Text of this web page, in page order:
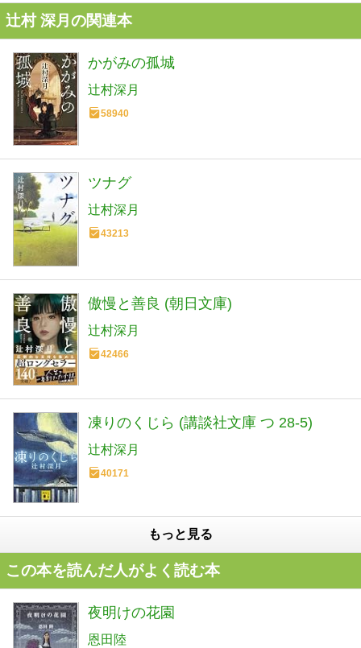
辻村 深月の関連本
かがみの孤城
辻村深月
58940
ツナグ
辻村深月
43213
傲慢と善良 (朝日文庫)
辻村深月
42466
凍りのくじら (講談社文庫 つ 28-5)
辻村深月
40171
もっと見る
この本を読んだ人がよく読む本
夜明けの花園
恩田陸